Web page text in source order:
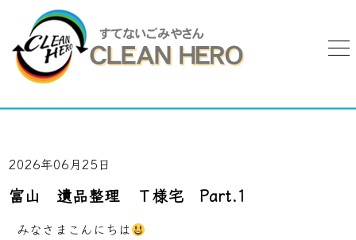
2026年06月25日
富山 遺品整理 Ｔ様宅 Part.1
みなさまこんにちは